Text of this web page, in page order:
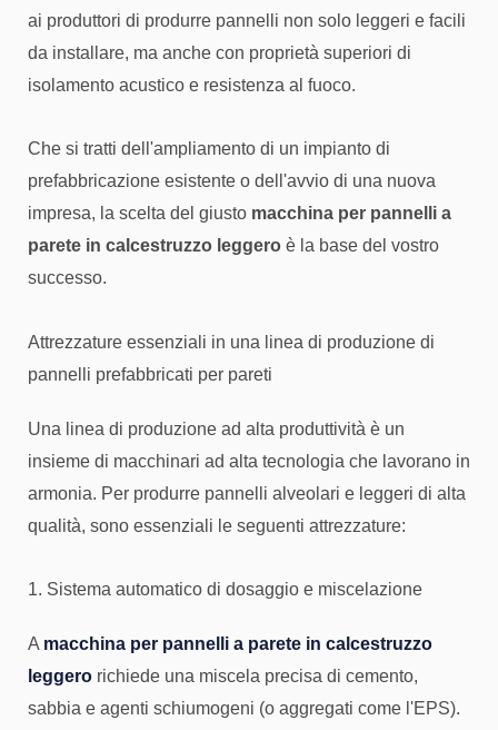
ai produttori di produrre pannelli non solo leggeri e facili
da installare, ma anche con proprietà superiori di
isolamento acustico e resistenza al fuoco.
Che si tratti dell'ampliamento di un impianto di
prefabbricazione esistente o dell'avvio di una nuova
impresa, la scelta del giusto macchina per pannelli a
parete in calcestruzzo leggero è la base del vostro
successo.
Attrezzature essenziali in una linea di produzione di
pannelli prefabbricati per pareti
Una linea di produzione ad alta produttività è un
insieme di macchinari ad alta tecnologia che lavorano in
armonia. Per produrre pannelli alveolari e leggeri di alta
qualità, sono essenziali le seguenti attrezzature:
1. Sistema automatico di dosaggio e miscelazione
A macchina per pannelli a parete in calcestruzzo
leggero richiede una miscela precisa di cemento,
sabbia e agenti schiumogeni (o aggregati come l'EPS).